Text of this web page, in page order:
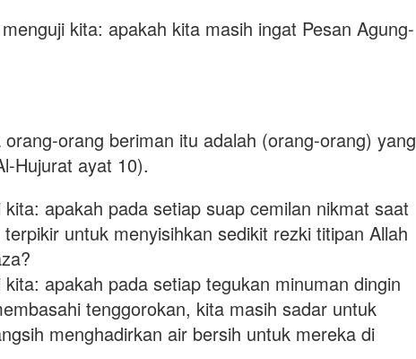
menguji kita: apakah kita masih ingat Pesan Agung-
orang-orang beriman itu adalah (orang-orang) yang
Hujurat ayat 10).
kita: apakah pada setiap suap cemilan nikmat saat
untuk menyisihkan sedikit rezki titipan Allah
kita: apakah pada setiap tegukan minuman dingin
tenggorokan, kita masih sadar untuk
menghadirkan air bersih untuk mereka di